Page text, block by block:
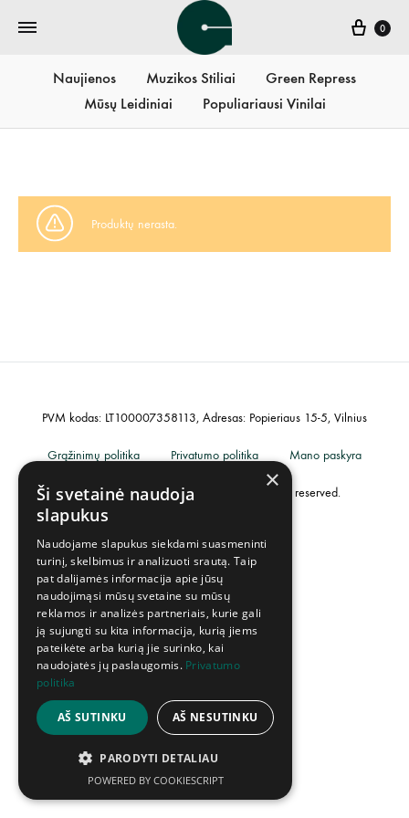
0
Naujienos Muzikos Stiliai
Green Repress
Mūsų Leidiniai
Populiariausi Vinilai
Produktų nerasta.
©2023 UAB „Creative Industries”. All rights reserved.
PVM kodas: LT100007358113, Adresas: Popieriaus 15-5, Vilnius
Grąžinimų politika Privatumo politika Mano paskyra
×
Ši svetainė naudoja
slapukus
Naudojame slapukus siekdami suasmeninti
turinį, skelbimus ir analizuoti srautą. Taip
pat dalijamės informacija apie jūsų
naudojimąsi mūsų svetaine su mūsų
reklamos ir analizės partneriais, kurie gali
ją sujungti su kita informacija, kurią jiems
pateikėte arba kurią jie surinko, kai
naudojatės jų paslaugomis. Privatumo
politika
AŠ SUTINKU AŠ NESUTINKU
PARODYTI DETALIAU
POWERED BY COOKIESCRIPT